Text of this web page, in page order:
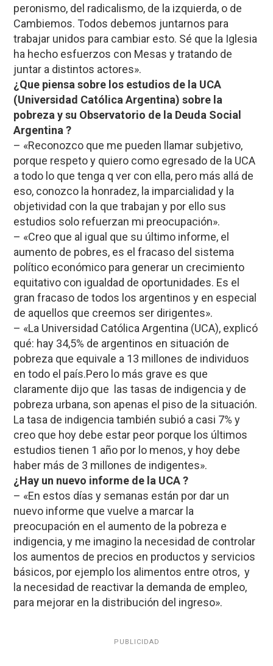
peronismo, del radicalismo, de la izquierda, o de
Cambiemos. Todos debemos juntarnos para
trabajar unidos para cambiar esto. Sé que la Iglesia
ha hecho esfuerzos con Mesas y tratando de
juntar a distintos actores».
¿Que piensa sobre los estudios de la UCA
(Universidad Católica Argentina) sobre la
pobreza y su Observatorio de la Deuda Social
Argentina ?
– «Reconozco que me pueden llamar subjetivo,
porque respeto y quiero como egresado de la UCA
a todo lo que tenga q ver con ella, pero más allá de
eso, conozco la honradez, la imparcialidad y la
objetividad con la que trabajan y por ello sus
estudios solo refuerzan mi preocupación».
– «Creo que al igual que su último informe, el
aumento de pobres, es el fracaso del sistema
político económico para generar un crecimiento
equitativo con igualdad de oportunidades. Es el
gran fracaso de todos los argentinos y en especial
de aquellos que creemos ser dirigentes».
– «La Universidad Católica Argentina (UCA), explicó
qué: hay 34,5% de argentinos en situación de
pobreza que equivale a 13 millones de individuos
en todo el país.Pero lo más grave es que
claramente dijo que las tasas de indigencia y de
pobreza urbana, son apenas el piso de la situación.
La tasa de indigencia también subió a casi 7% y
creo que hoy debe estar peor porque los últimos
estudios tienen 1 año por lo menos, y hoy debe
haber más de 3 millones de indigentes».
¿Hay un nuevo informe de la UCA ?
– «En estos días y semanas están por dar un
nuevo informe que vuelve a marcar la
preocupación en el aumento de la pobreza e
indigencia, y me imagino la necesidad de controlar
los aumentos de precios en productos y servicios
básicos, por ejemplo los alimentos entre otros, y
la necesidad de reactivar la demanda de empleo,
para mejorar en la distribución del ingreso».
PUBLICIDAD